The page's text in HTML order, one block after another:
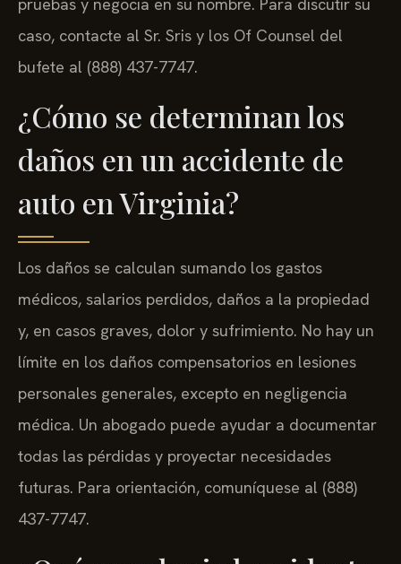
caso, contacte al Sr. Sris y los Of Counsel del
bufete al (888) 437-7747.
¿Cómo se determinan los
daños en un accidente de
auto en Virginia?
Los daños se calculan sumando los gastos
médicos, salarios perdidos, daños a la propiedad
y, en casos graves, dolor y sufrimiento. No hay un
límite en los daños compensatorios en lesiones
personales generales, excepto en negligencia
médica. Un abogado puede ayudar a documentar
todas las pérdidas y proyectar necesidades
futuras. Para orientación, comuníquese al (888)
437-7747.